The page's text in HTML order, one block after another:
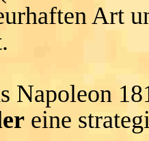
Art
Napoleon
eine